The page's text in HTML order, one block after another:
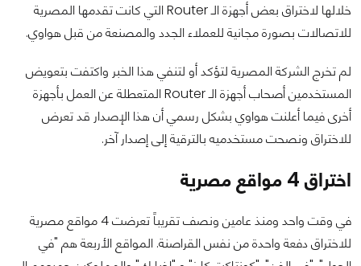
خلالها لاختراق بعض أجهزة الـ Router التي كانت تقدمها المصرية
للاتصالات بصورة مجانية للعملاء الجدد والمصنعة من قبل هواوي.
لم تخرج الشركة المصرية لتؤكد أو لتنفي هذا الخبر واكتفت بتعويض
المستخدمين أصحاب أجهزة الـ Router المتعطلة عن العمل بأجهزة
أخرى فيما أعلنت هواوي بشكل رسمي أن هذا الإصدار قد تعرض
للاختراق ونصحت مستخدميه بالترقية إلى إصدار آخر.
اختراق 4 مواقع مصرية
في وقت واحد ومنذ عامين ونصف تقريباً تعرضت 4 مواقع مصرية
للاختراق دفعة واحدة من نفس القراصنة. المواقع الأربعة هم "في